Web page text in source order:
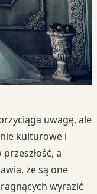
uwagę, ale
kulturowe i
a
że są one
wyrazić